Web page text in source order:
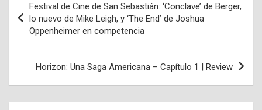
de
entradas
Festival de Cine de San Sebastián: ‘Conclave’ de Berger,
lo nuevo de Mike Leigh, y ‘The End’ de Joshua
Oppenheimer en competencia
Horizon: Una Saga Americana – Capítulo 1 | Review